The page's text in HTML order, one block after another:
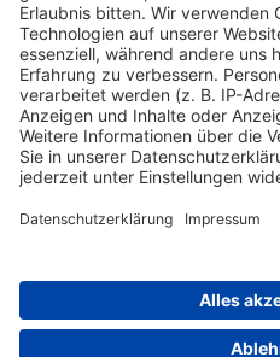
Find Your Way!
Categories
E-Learning News (3)
Heintges News(3)
Messen(2)
Jagd(8)
Expertentipps(1)
Tags